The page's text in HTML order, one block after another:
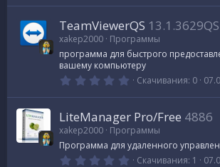
0
0
з
в
е
з
д
TeamViewerQS 13.1.3629QS
xakep2000 Программы
программа для быстрого
вашему компьютеру
0
0
0
з
в
е
з
д
Скачивания 0
LiteManager Pro/Free 4886
xakep2000 Программы
Программа для удаленного
0 Скачивания 1